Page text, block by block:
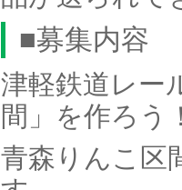
■募集内容
津軽鉄道レー
間」を作ろう
青森りんこ